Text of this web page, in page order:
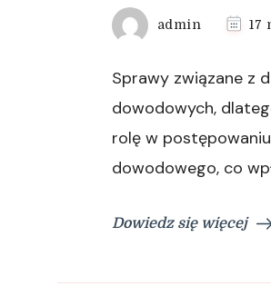
admin 17
Sprawy związane z
dowodowych,
rolę w
dowodowego, co
Dowiedz się więcej